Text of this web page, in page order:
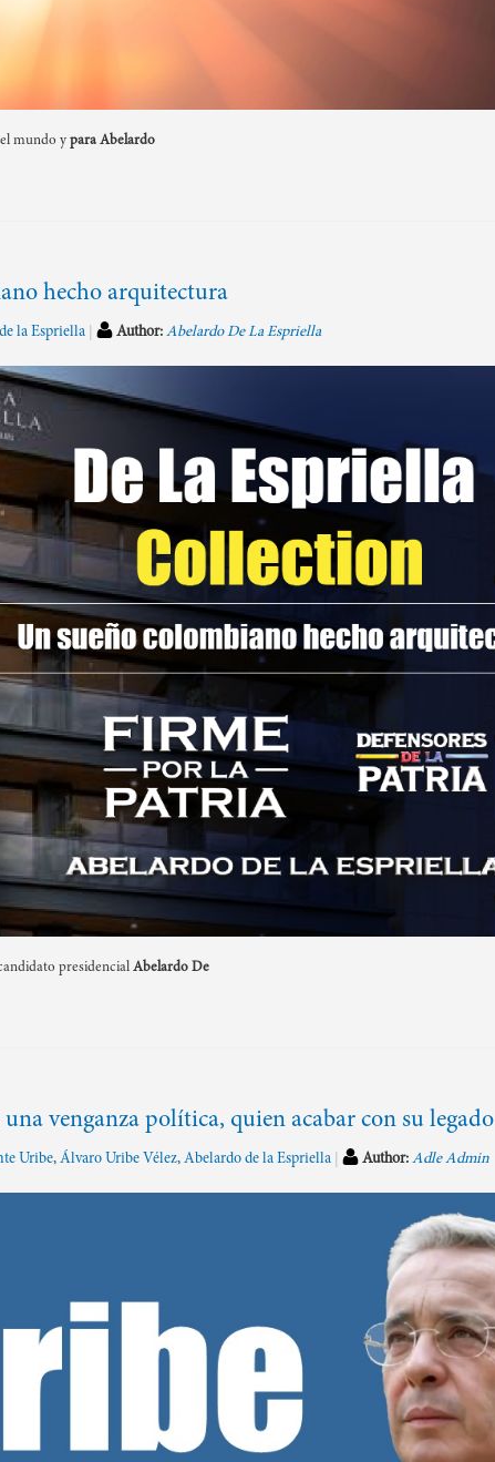
mundo y para Abelardo
hecho arquitectura
la Espriella Author: Abelardo De La Espriella
presidencial Abelardo De
venganza política, quien acabar con su legado
Uribe, Álvaro Uribe Vélez, Abelardo de la Espriella Author: Adle Admin